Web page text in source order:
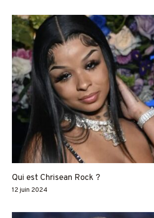
Qui est Chrisean Rock ?
12 juin 2024